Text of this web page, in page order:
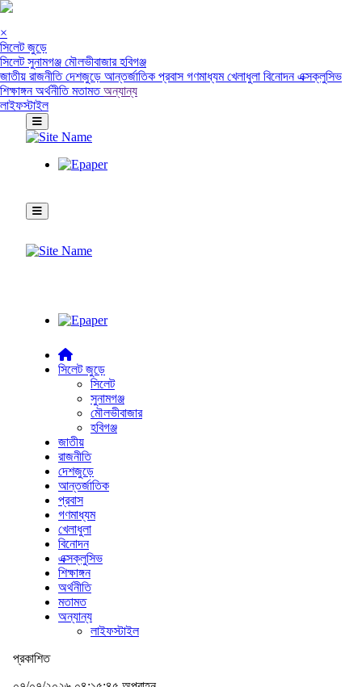
×
সিলেট জুড়ে
সিলেটসুনামগঞ্জ মৌলভীবাজারহবিগঞ্জ
জাতীয় রাজনীতিদেশজুড়ে আন্তর্জাতিক প্রবাসগণমাধ্যমখেলাধুলা বিনোদনএক্সক্লুসিভ
শিক্ষাঙ্গনঅর্থনীতিমতামতঅন্যান্য
লাইফস্টাইল
সিলেট জুড়ে
সিলেট
সুনামগঞ্জ
মৌলভীবাজার
হবিগঞ্জ
জাতীয়
রাজনীতি
দেশজুড়ে
আন্তর্জাতিক
প্রবাস
গণমাধ্যম
খেলাধুলা
বিনোদন
এক্সক্লুসিভ
শিক্ষাঙ্গন
অর্থনীতি
মতামত
অন্যান্য
লাইফস্টাইল
প্রকাশিত